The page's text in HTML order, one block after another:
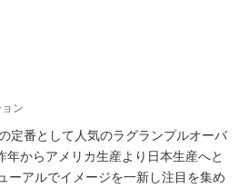
ン
定番として人気のラグランプルオーバ
からアメリカ生産より日本生産へと
ーアルでイメージを一新し注目を集め